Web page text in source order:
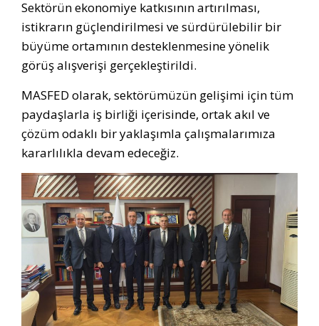
Sektörün ekonomiye katkısının artırılması,
istikrarın güçlendirilmesi ve sürdürülebilir bir
büyüme ortamının desteklenmesine yönelik
görüş alışverişi gerçekleştirildi.
MASFED olarak, sektörümüzün gelişimi için tüm
paydaşlarla iş birliği içerisinde, ortak akıl ve
çözüm odaklı bir yaklaşımla çalışmalarımıza
kararlılıkla devam edeceğiz.